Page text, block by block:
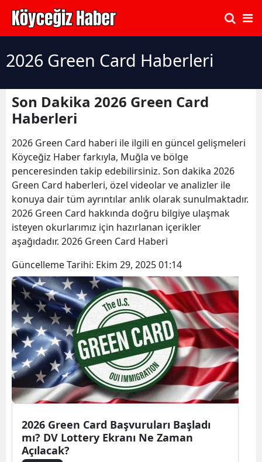
2026 Green Card Haberleri
Son Dakika 2026 Green Card
Haberleri
2026 Green Card haberi ile ilgili en güncel gelişmeleri
Köyceğiz Haber farkıyla, Muğla ve bölge
penceresinden takip edebilirsiniz. Son dakika 2026
Green Card haberleri, özel videolar ve analizler ile
konuya dair tüm ayrıntılar anlık olarak sunulmaktadır.
2026 Green Card hakkında doğru bilgiye ulaşmak
isteyen okurlarımız için hazırlanan içerikler
aşağıdadır. 2026 Green Card Haberi
Güncelleme Tarihi: Ekim 29, 2025 01:14
2026 Green Card Başvuruları Başladı
mı? DV Lottery Ekranı Ne Zaman
Açılacak?